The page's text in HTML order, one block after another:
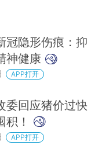
冠隐形伤痕：抑
神健康
APP打开
委回应猪价过快
积！
APP打开